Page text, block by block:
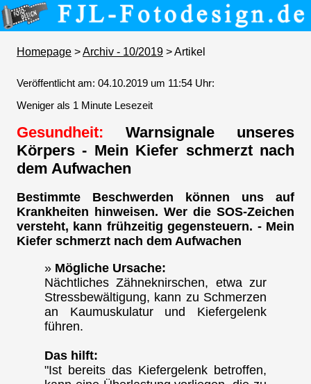
Homepage >Archiv - 10/2019 > Artikel
Veröffentlicht am: 04.10.2019 um 11:54 Uhr:
Weniger als 1 Minute Lesezeit
Gesundheit: Warnsignale unseres
Körpers - Mein Kiefer schmerzt nach
dem Aufwachen
Bestimmte Beschwerden können uns auf
Krankheiten hinweisen. Wer die SOS-Zeichen
versteht, kann frühzeitig gegensteuern. - Mein
Kiefer schmerzt nach dem Aufwachen
» Mögliche Ursache:
Nächtliches Zähneknirschen, etwa zur
Stressbewältigung, kann zu Schmerzen
an Kaumuskulatur und Kiefergelenk
führen.
Das hilft:
"Ist bereits das Kiefergelenk betroffen,